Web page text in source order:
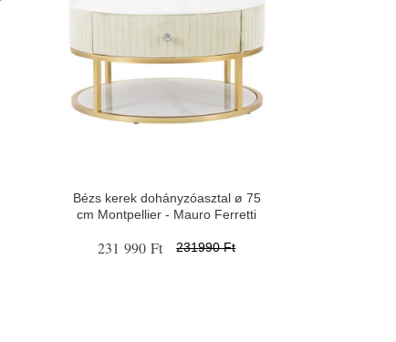
Bézs kerek dohányzóasztal ø 75
cm Montpellier - Mauro Ferretti
231 990 Ft 231990 Ft